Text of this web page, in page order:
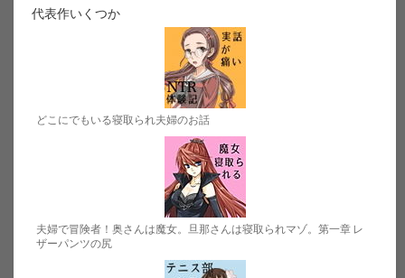
代表作いくつか
どこにでもいる寝取られ夫婦のお話
夫婦で冒険者！奥さんは魔女。旦那さんは寝取られマゾ。第一章 レ
ザーパンツの尻